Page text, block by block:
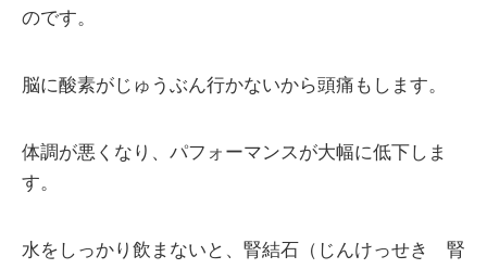
のです。
脳に酸素がじゅうぶん行かないから頭痛もします。
体調が悪くなり、パフォーマンスが大幅に低下しま
す。
水をしっかり飲まないと、腎結石（じんけっせき 腎